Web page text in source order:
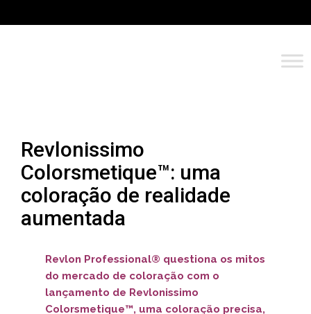
Revlonissimo
Colorsmetique™: uma
coloração de realidade
aumentada
Revlon Professional® questiona os mitos
do mercado de coloração com o
lançamento de Revlonissimo
Colorsmetique™, uma coloração precisa,